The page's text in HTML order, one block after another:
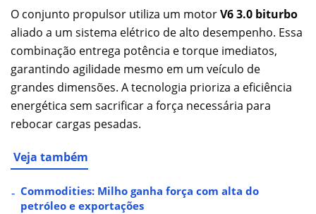
O conjunto propulsor utiliza um motorV6 3.0 biturbo
aliado a um sistema elétrico de alto desempenho. Essa
combinação entrega potência e torque imediatos,
garantindo agilidade mesmo em um veículo de
grandes dimensões. A tecnologia prioriza a eficiência
energética sem sacrificar a força necessária para
rebocar cargas pesadas.
Veja também
Commodities: Milho ganha força com alta do
petróleo e exportações